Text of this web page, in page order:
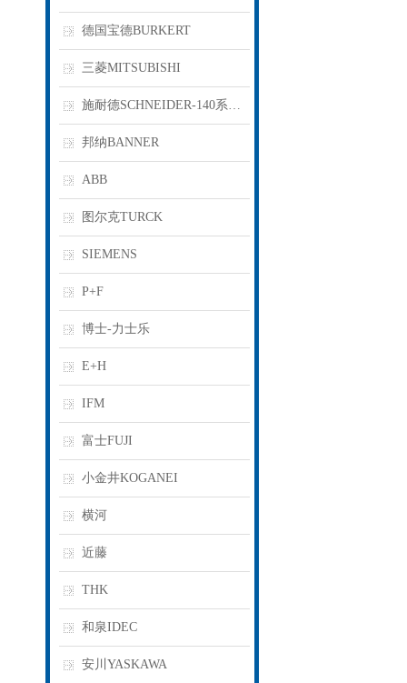
德国宝德BURKERT
三菱MITSUBISHI
施耐德SCHNEIDER-140系列PLC
邦纳BANNER
ABB
图尔克TURCK
SIEMENS
P+F
博士-力士乐
E+H
IFM
富士FUJI
小金井KOGANEI
横河
近藤
THK
和泉IDEC
安川YASKAWA